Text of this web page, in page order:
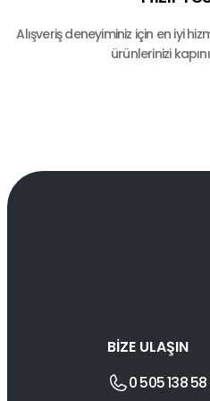
Alışveriş deneyiminiz için en iyi
ürünlerinizi
BİZE ULAŞIN
0 505 138